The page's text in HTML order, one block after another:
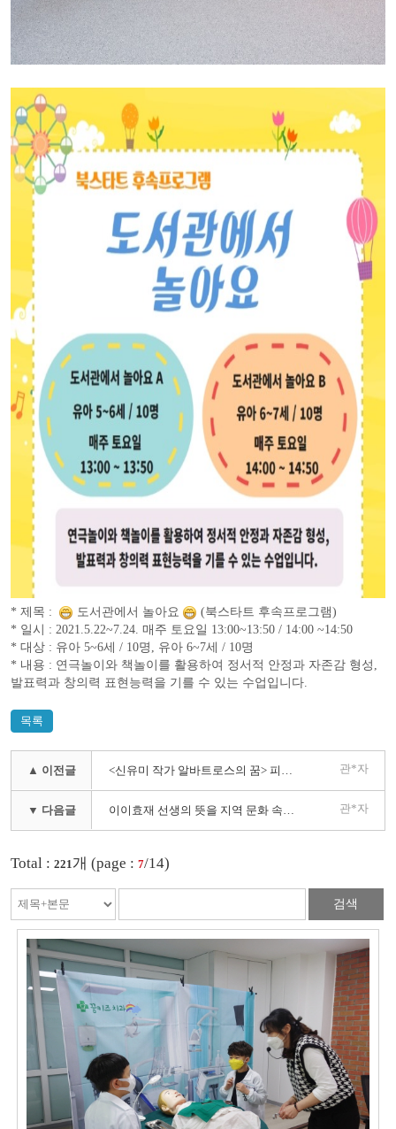
* 제목 : 도서관에서 놀아요
(북스타트 후속프로그램)
* 일시 : 2021.5.22~7.24. 매주 토요일 13:00~13:50 / 14:00 ~14:50
* 대상 : 유아 5~6세 / 10명, 유아 6~7세 / 10명
* 내용 : 연극놀이와 책놀이를 활용하여 정서적 안정과 자존감 형성,
발표력과 창의력 표현능력을 기를 수 있는 수업입니다.
목록
▲ 이전글 <신유미 작가 알바트로스의 꿈> 피아노 공연 관*자
▼ 다음글 이이효재 선생의 뜻을 지역 문화 속으로 ' 2021년 어우렁더우렁 북버스킹 ' 관*자
Total : 221개 (page : 7/14)
검색